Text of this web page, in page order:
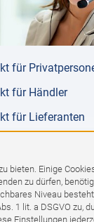
für
für Händler
für Lieferanten
Einige
zu dürfen,
Niveau
1 lit. a DSGVO
Einstellungen